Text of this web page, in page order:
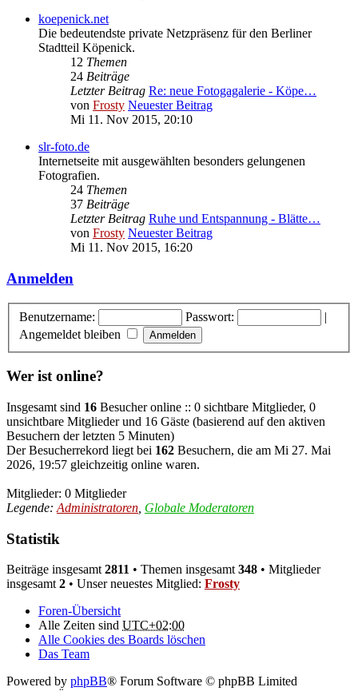
koepenick.net
Die bedeutendste private Netzpräsenz für den Berliner
Stadtteil Köpenick.
12 Themen
24 Beiträge
Letzter Beitrag Re: neue Fotogagalerie - Köpe…
von Frosty Neuester Beitrag
Mi 11. Nov 2015, 20:10
slr-foto.de
Internetseite mit ausgewählten besonders gelungenen
Fotografien.
24 Themen
37 Beiträge
Letzter Beitrag Ruhe und Entspannung - Blätte…
von Frosty Neuester Beitrag
Mi 11. Nov 2015, 16:20
Anmelden
Benutzername: Passwort:
|
Angemeldet bleiben
Wer ist online?
Insgesamt sind 16 Besucher online :: 0 sichtbare Mitglieder, 0
unsichtbare Mitglieder und 16 Gäste (basierend auf den aktiven
Besuchern der letzten 5 Minuten)
Der Besucherrekord liegt bei 162 Besuchern, die am Mi 27. Mai
2026, 19:57 gleichzeitig online waren.
Mitglieder: 0 Mitglieder
Legende: Administratoren Globale Moderatoren
Statistik
Beiträge insgesamt 2811 • Themen insgesamt 348 • Mitglieder
insgesamt 2 • Unser neuestes Mitglied: Frosty
Foren-Übersicht
Alle Zeiten sind UTC+02:00
Alle Cookies des Boards löschen
Das Team
Powered by phpBB® Forum Software © phpBB Limited